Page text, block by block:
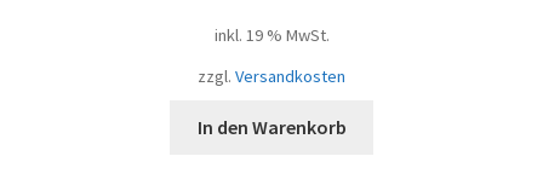
inkl. 19 % MwSt.
zzgl. Versandkosten
In den Warenkorb